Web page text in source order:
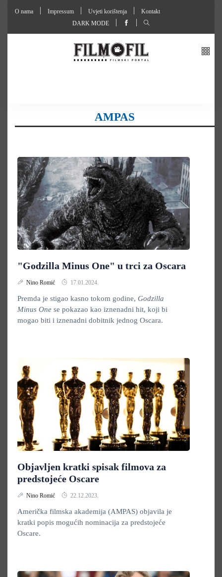
O nama Impressum Uvjeti korištenja
Kontakt
DARK MODE
AMPAS
"Godzilla Minus One" u trci za Oscara
Nino Romić 17.01.2024.
Premda je stigao kasno tokom godine, Godzilla
Minus One se pokazao kao iznenadni hit, koji bi
mogao biti i iznenadni dobitnik jednog Oscara.
Objavljen kratki spisak filmova za
predstojeće Oscare
Nino Romić 22.12.2023.
Američka filmska akademija (AMPAS) objavila je
kratki popis mogućih nominacija za predstojeće
Oscare.